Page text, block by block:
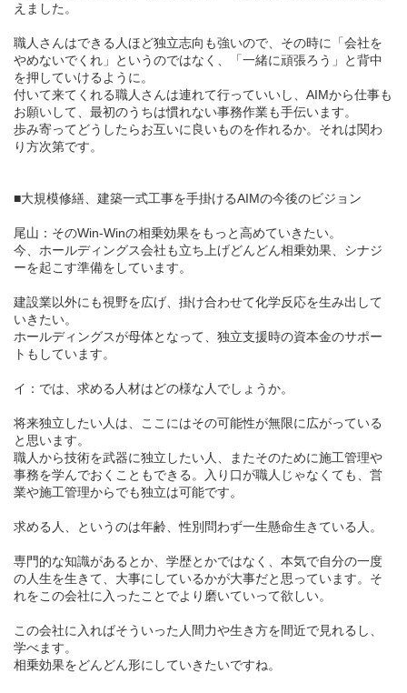
えました。
職人さんはできる人ほど独立志向も強いので、その時に「会社を
やめないでくれ」というのではなく、「一緒に頑張ろう」と背中
を押していけるように。
付いて来てくれる職人さんは連れて行っていいし、AIMから仕事も
お願いして、最初のうちは慣れない事務作業も手伝います。
歩み寄ってどうしたらお互いに良いものを作れるか。それは関わ
り方次第です。
■大規模修繕、建築一式工事を手掛けるAIMの今後のビジョン
尾山：そのWin-Winの相乗効果をもっと高めていきたい。
今、ホールディングス会社も立ち上げどんどん相乗効果、シナジ
ーを起こす準備をしています。
建設業以外にも視野を広げ、掛け合わせて化学反応を生み出して
いきたい。
ホールディングスが母体となって、独立支援時の資本金のサポー
トもしています。
イ：では、求める人材はどの様な人でしょうか。
将来独立したい人は、ここにはその可能性が無限に広がっている
と思います。
職人から技術を武器に独立したい人、またそのために施工管理や
事務を学んでおくこともできる。入り口が職人じゃなくても、営
業や施工管理からでも独立は可能です。
求める人、というのは年齢、性別問わず一生懸命生きている人。
専門的な知識があるとか、学歴とかではなく、本気で自分の一度
の人生を生きて、大事にしているかが大事だと思っています。そ
れをこの会社に入ったことでより磨いていって欲しい。
この会社に入ればそういった人間力や生き方を間近で見れるし、
学べます。
相乗効果をどんどん形にしていきたいですね。